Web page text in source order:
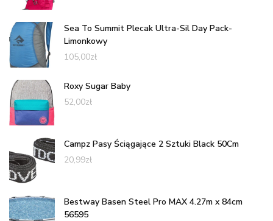
Sea To Summit Plecak Ultra-Sil Day Pack-
Limonkowy
105,00zł
Roxy Sugar Baby
52,00zł
Campz Pasy Ściągające 2 Sztuki Black 50Cm
20,99zł
Bestway Basen Steel Pro MAX 4.27m x 84cm
56595